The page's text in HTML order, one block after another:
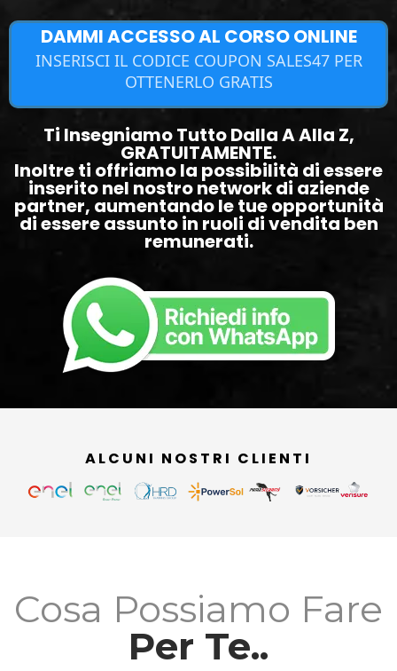
DAMMI ACCESSO AL CORSO ONLINE
INSERISCI IL CODICE COUPON SALES47 PER
OTTENERLO GRATIS
Ti Insegniamo Tutto Dalla A Alla Z,
GRATUITAMENTE.
Inoltre ti offriamo la possibilità di essere
inserito nel nostro network di aziende
partner, aumentando le tue opportunità
di essere assunto in ruoli di vendita ben
remunerati.
ALCUNI NOSTRI CLIENTI
Cosa Possiamo Fare
Per Te..